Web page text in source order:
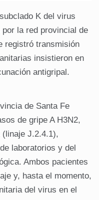
K del virus
la red provincial de
registró transmisión
insistieron en
antigripal.
de Santa Fe
de gripe A H3N2,
J.2.4.1),
laboratorios y del
Ambos pacientes
y, hasta el momento,
del virus en el